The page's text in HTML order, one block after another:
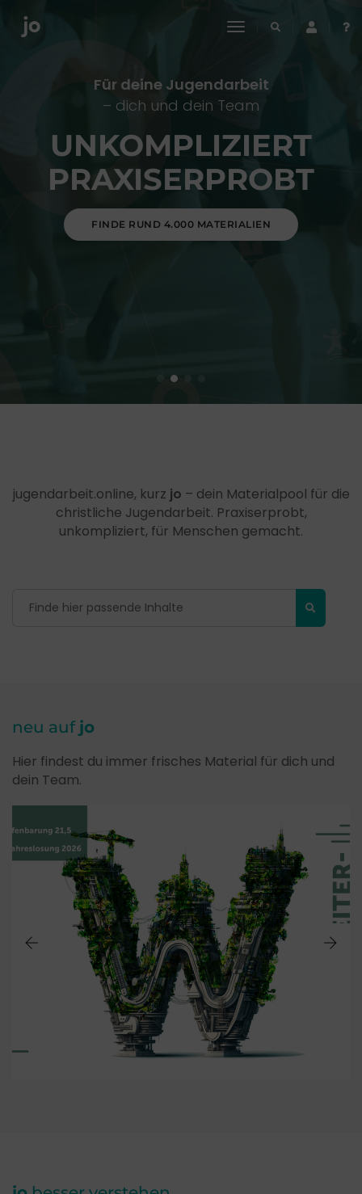
toggle
Für deine Jugendarbeit
– dich und dein Team
UNKOMPLIZIERT
PRAXISERPROBT
FINDE RUND 4.000 MATERIALIEN
jugendarbeit.online, kurz jo – dein Materialpool für die
christliche Jugendarbeit. Praxiserprobt,
unkompliziert, für Menschen gemacht.
neu auf jo
Hier findest du immer frisches Material für dich und
dein Team.